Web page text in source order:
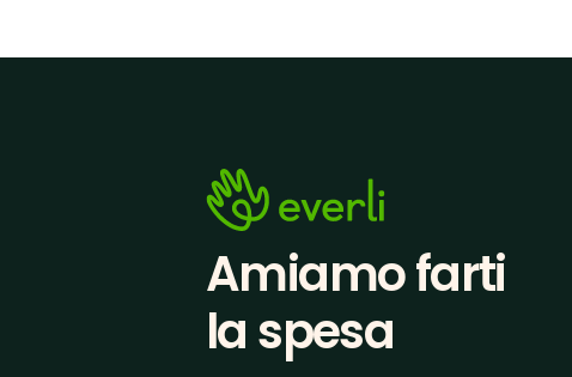
Amiamo farti
la spesa